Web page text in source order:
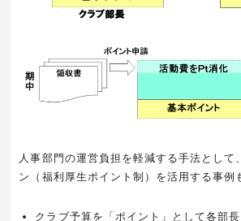
人事部門の運営負担を軽減する手法として
ン（福利厚生ポイント制）を活用する事例
クラブ予算を「ポイント」として各部